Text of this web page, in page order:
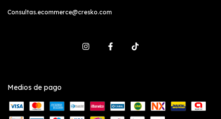
Consultas.ecommerce@cresko.com
Medios de pago